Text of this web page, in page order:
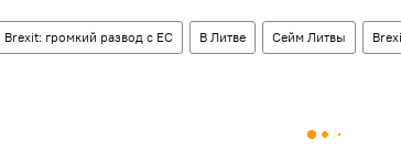
Brexit: громкий развод с ЕС В Литве Сейм Литвы